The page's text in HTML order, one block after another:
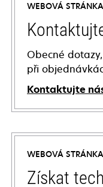
WEBOVÁ STRÁNKA
Obecné
při
Kontaktujte
WEBOVÁ STRÁNKA
Získat